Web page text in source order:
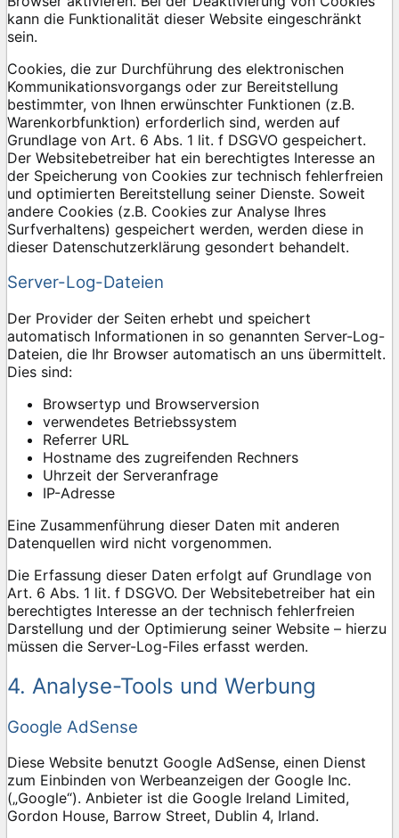
kann die Funktionalität dieser Website eingeschränkt
sein.
Cookies, die zur Durchführung des elektronischen
Kommunikationsvorgangs oder zur Bereitstellung
bestimmter, von Ihnen erwünschter Funktionen (z.B.
Warenkorbfunktion) erforderlich sind, werden auf
Grundlage von Art. 6 Abs. 1 lit. f DSGVO gespeichert.
Der Websitebetreiber hat ein berechtigtes Interesse an
der Speicherung von Cookies zur technisch fehlerfreien
und optimierten Bereitstellung seiner Dienste. Soweit
andere Cookies (z.B. Cookies zur Analyse Ihres
Surfverhaltens) gespeichert werden, werden diese in
dieser Datenschutzerklärung gesondert behandelt.
Server-Log-Dateien
Der Provider der Seiten erhebt und speichert
automatisch Informationen in so genannten Server-Log-
Dateien, die Ihr Browser automatisch an uns übermittelt.
Dies sind:
Browsertyp und Browserversion
verwendetes Betriebssystem
Referrer URL
Hostname des zugreifenden Rechners
Uhrzeit der Serveranfrage
IP-Adresse
Eine Zusammenführung dieser Daten mit anderen
Datenquellen wird nicht vorgenommen.
Die Erfassung dieser Daten erfolgt auf Grundlage von
Art. 6 Abs. 1 lit. f DSGVO. Der Websitebetreiber hat ein
berechtigtes Interesse an der technisch fehlerfreien
Darstellung und der Optimierung seiner Website – hierzu
müssen die Server-Log-Files erfasst werden.
4. Analyse-Tools und Werbung
Google AdSense
Diese Website benutzt Google AdSense, einen Dienst
zum Einbinden von Werbeanzeigen der Google Inc.
(„Google“). Anbieter ist die Google Ireland Limited,
Gordon House, Barrow Street, Dublin 4, Irland.